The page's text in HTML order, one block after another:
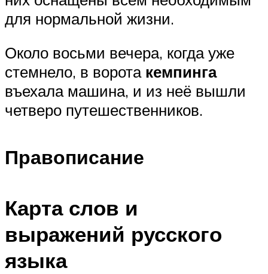
для нормальной жизни.
Около восьми вечера, когда уже
стемнело, в ворота кемпинга
въехала машина, и из неё вышли
четверо путешественников.
Правописание
Карта слов и
выражений русского
языка